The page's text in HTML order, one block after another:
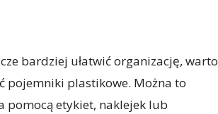
bardziej ułatwić organizację, warto
pojemniki plastikowe. Można to
pomocą etykiet, naklejek lub